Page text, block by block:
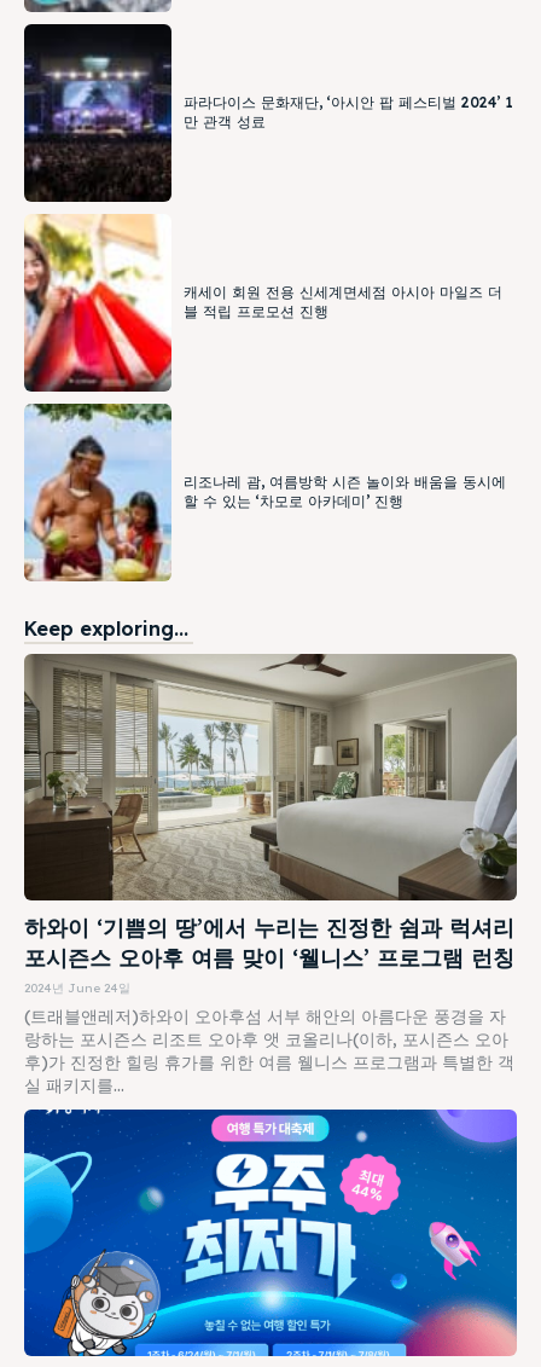
파라다이스 문화재단, ‘아시안 팝 페스티벌 2024’ 1
만 관객 성료
캐세이 회원 전용 신세계면세점 아시아 마일즈 더
블 적립 프로모션 진행
리조나레 괌, 여름방학 시즌 놀이와 배움을 동시에
할 수 있는 ‘차모로 아카데미’ 진행
Keep exploring...
하와이 ‘기쁨의 땅’에서 누리는 진정한 쉼과 럭셔리
포시즌스 오아후 여름 맞이 ‘웰니스’ 프로그램 런칭
2024년 June 24일
(트래블앤레저)하와이 오아후섬 서부 해안의 아름다운 풍경을 자
랑하는 포시즌스 리조트 오아후 앳 코올리나(이하, 포시즌스 오아
후)가 진정한 힐링 휴가를 위한 여름 웰니스 프로그램과 특별한 객
실 패키지를...